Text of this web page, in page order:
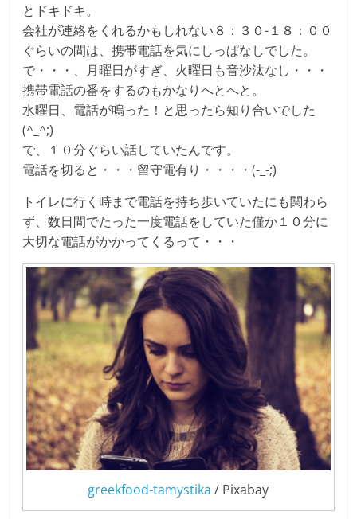
とドキドキ。
会社が連絡をくれるかもしれない８：３０-１８：００
ぐらいの間は、携帯電話を気にしっぱなしでした。
で・・・、月曜日がすぎ、火曜日も音沙汰なし・・・
携帯電話の番をするのもかなりへとへと。
水曜日、電話が鳴った！と思ったら知り合いでした
(^_^;)
で、１０分ぐらい話していたんです。
電話を切ると・・・留守電有り・・・・(-_-;)
トイレに行く時まで電話を持ち歩いていたにも関わら
ず、数日間でたった一度電話をしていた僅か１０分に
大切な電話がかかってくるって・・・
greekfood-tamystika / Pixabay